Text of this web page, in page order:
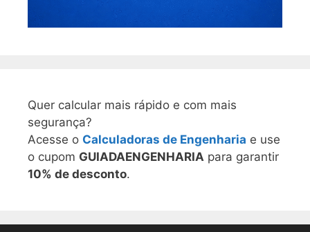
Quer calcular mais rápido e com mais
segurança?
Acesse o Calculadoras de Engenharia e use
o cupom GUIADAENGENHARIA para garantir
10% de desconto.